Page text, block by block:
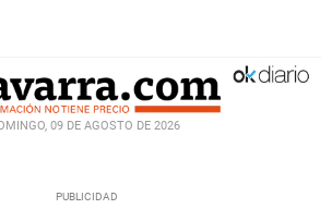
09 DE AGOSTO DE 2026